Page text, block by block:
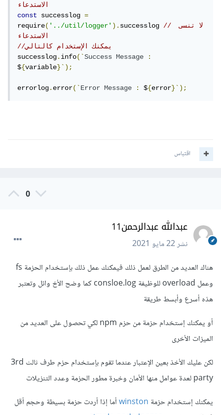
الاستدعاء
const
successlog =
require('../util/logger').successlog // لا تنسى
//يمكنك الإستخدام كالتالي
successlog.info(`Success Message
:
${variable}`);
errorlog.error(`Error Message : ${error}`);
اقتباس
0
عبدالله عبدالرحمن11
نشر22 مايو 2021
هناك العديد من الطرق لعمل ذلك فيمكنك عمل ذلك بإستخدام الحزمة fs
وعمل overload للوظيفة consloe.log كما وضح الأخ وائل وتعتبر
هذه أسرع وأبسط طريقة
أو يمكنك إستخدام حزمة من حزم npm لكي تحصول على العديد من
الميزات الأخرى
لكن عليك الأخذ بعين الإعتبار عندما تقوم بإستخدام حزم طرف ثالث 3rd
party لعدة عوامل منها الأمان وخبرة مطور الحزمة وعدد التنزيلات
يمكنك إستخدام حزمة winstonأما إذا أردت حزمة بسيطة وحجم أقل